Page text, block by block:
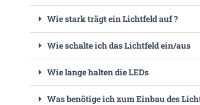
Wie stark trägt ein Lichtfeld auf ?
Wie schalte ich das Lichtfeld ein/aus
Wie lange halten die LEDs
Was benötige ich zum Einbau des